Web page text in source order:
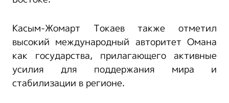
Касым-Жомарт Токаев также отметил
высокий международный авторитет Омана
как государства, прилагающего активные
усилия для поддержания мира и
стабилизации в регионе.